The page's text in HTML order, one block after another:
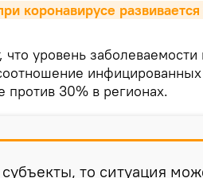
коронавирусе
что уровень
30% в регионах.
то ситуация